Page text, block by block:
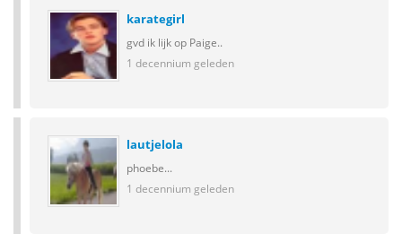
karategirl
gvd ik lijk op Paige..
1 decennium geleden
lautjelola
phoebe...
1 decennium geleden